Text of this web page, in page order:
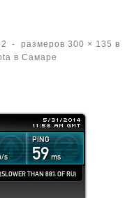
- размеров 300 × 135 в
в Самаре